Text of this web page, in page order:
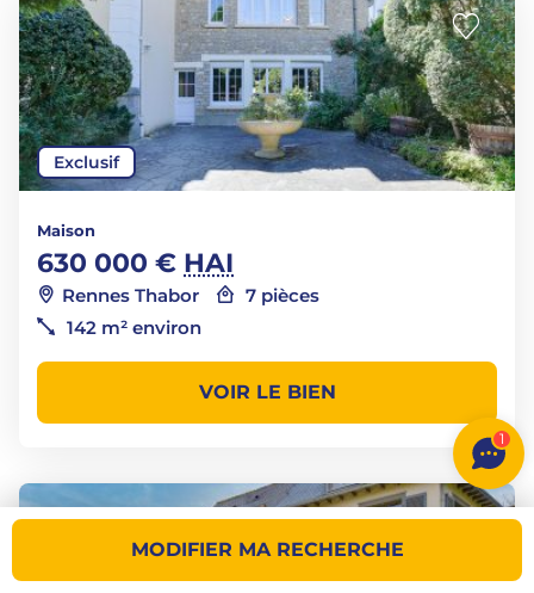
MODIFIER MA RECHERCHE
Exclusif
Maison
630 000 € HAI
Rennes Thabor
7 pièces
142 m² environ
VOIR LE BIEN
1